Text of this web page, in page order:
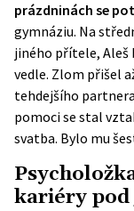
prázdninách se
gymnáziu. Na
jiného přítele, Aleš
vedle. Zlom přišel
tehdejšího
pomoci se stal
svatba. Bylo mu
kariéry